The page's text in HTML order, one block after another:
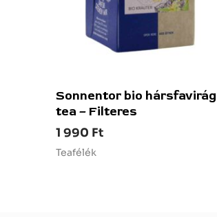
Sonnentor bio hársfavirág
tea – Filteres
1 990 Ft
Teafélék